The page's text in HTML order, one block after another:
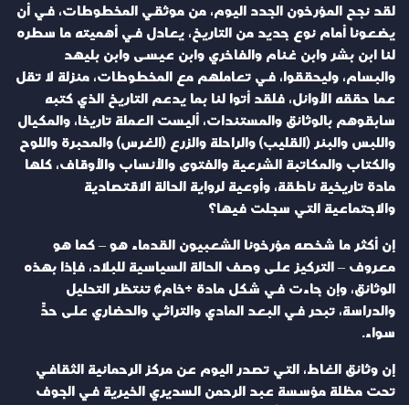
لقد نجح المؤرخون الجدد اليوم، من موثقي المخطوطات، في أن
يضعونا أمام نوع جديد من التاريخ، يعادل في أهميته ما سطره
لنا ابن بشر وابن غنام والفاخري وابن عيسى وابن بليهد
والبسام، وليحققوا، في تعاملهم مع المخطوطات، منزلة لا تقل
عما حققه الأوائل، فلقد أتوا لنا بما يدعم التاريخ الذي كتبه
سابقوهم بالوثائق والمستندات، أليست العملة تاريخا، والمكيال
واللبس والبئر (القليب) والراحلة والزرع (الغرس) والمحبرة واللوح
والكتاب والمكاتبة الشرعية والفتوى والأنساب والأوقاف، كلها
مادة تاريخية ناطقة، وأوعية لرواية الحالة الاقتصادية
والاجتماعية التي سجلت فيها؟
إن أكثر ما شخصه مؤرخونا الشعبيون القدماء هو – كما هو
معروف – التركيز على وصف الحالة السياسية للبلاد، فإذا بهذه
الوثائق، وإن جاءت في شكل مادة «خام» تنتظر التحليل
والدراسة، تبحر في البعد المادي والتراثي والحضاري على حدٍّ
سواء.
إن وثائق الغاط، التي تصدر اليوم عن مركز الرحمانية الثقافي
تحت مظلة مؤسسة عبد الرحمن السديري الخيرية في الجوف